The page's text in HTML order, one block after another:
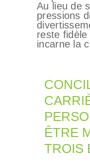
Au lieu de
pressions
reste
incarne la
ÊTRE
TROIS